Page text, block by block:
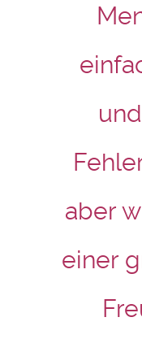
aber
einer